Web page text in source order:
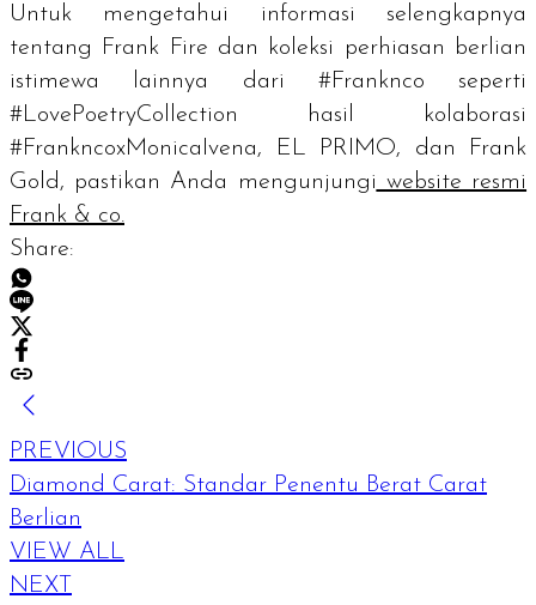
Untuk mengetahui informasi selengkapnya
tentang Frank Fire dan koleksi perhiasan berlian
istimewa lainnya dari #Franknco seperti
#LovePoetryCollection hasil kolaborasi
#FrankncoxMonicaIvena, EL PRIMO, dan Frank
Gold, pastikan Anda mengunjungi website resmi
Frank & co.
Share:
PREVIOUS
Diamond Carat: Standar Penentu Berat Carat
Berlian
VIEW ALL
NEXT